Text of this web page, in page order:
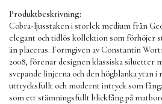
Produktbeskrivning:
Cobra-ljusstaken i storlek medium från
elegant och tidlös kollektion som förhöjer
än placeras. Formgiven av Constantin
2008, förenar designen klassiska siluetter
svepande linjerna och den högblanka ytan
uttrycksfullt och modernt intryck som
som ett stämningsfullt blickfång på